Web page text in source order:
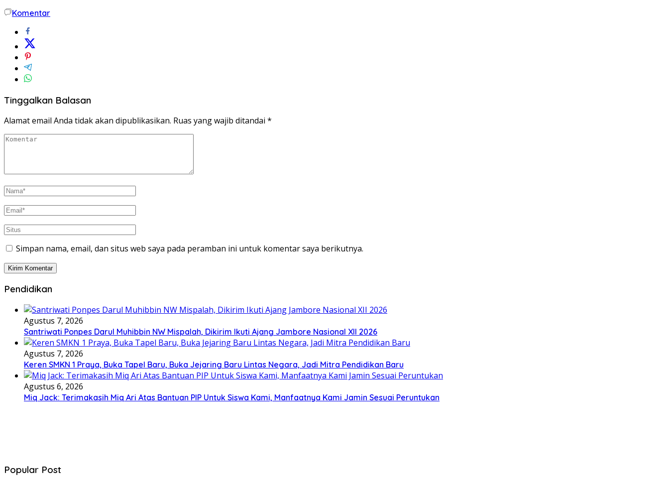
Komentar
Tinggalkan Balasan
Alamat email Anda tidak akan dipublikasikan. Ruas yang wajib ditandai *
Simpan nama, email, dan situs web saya pada peramban ini untuk komentar saya berikutnya.
Pendidikan
Agustus 7, 2026
Santriwati Ponpes Darul Muhibbin NW Mispalah, Dikirim Ikuti Ajang Jambore Nasional XII 2026
Agustus 7, 2026
Keren SMKN 1 Praya, Buka Tapel Baru, Buka Jejaring Baru Lintas Negara, Jadi Mitra Pendidikan Baru
Agustus 6, 2026
Miq Jack: Terimakasih Miq Ari Atas Bantuan PIP Untuk Siswa Kami, Manfaatnya Kami Jamin Sesuai Peruntukan
Popular Post